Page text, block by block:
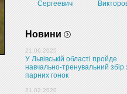
Сергеевич
Новини
21.06.2025
У Львівській області пройде
навчально-тренувальний збір
парних гонок
21.02.2020